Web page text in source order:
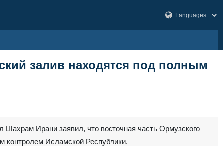
залив находятся под полным
Ирани заявил, что восточная часть Ормузского
контролем Исламской Республики.